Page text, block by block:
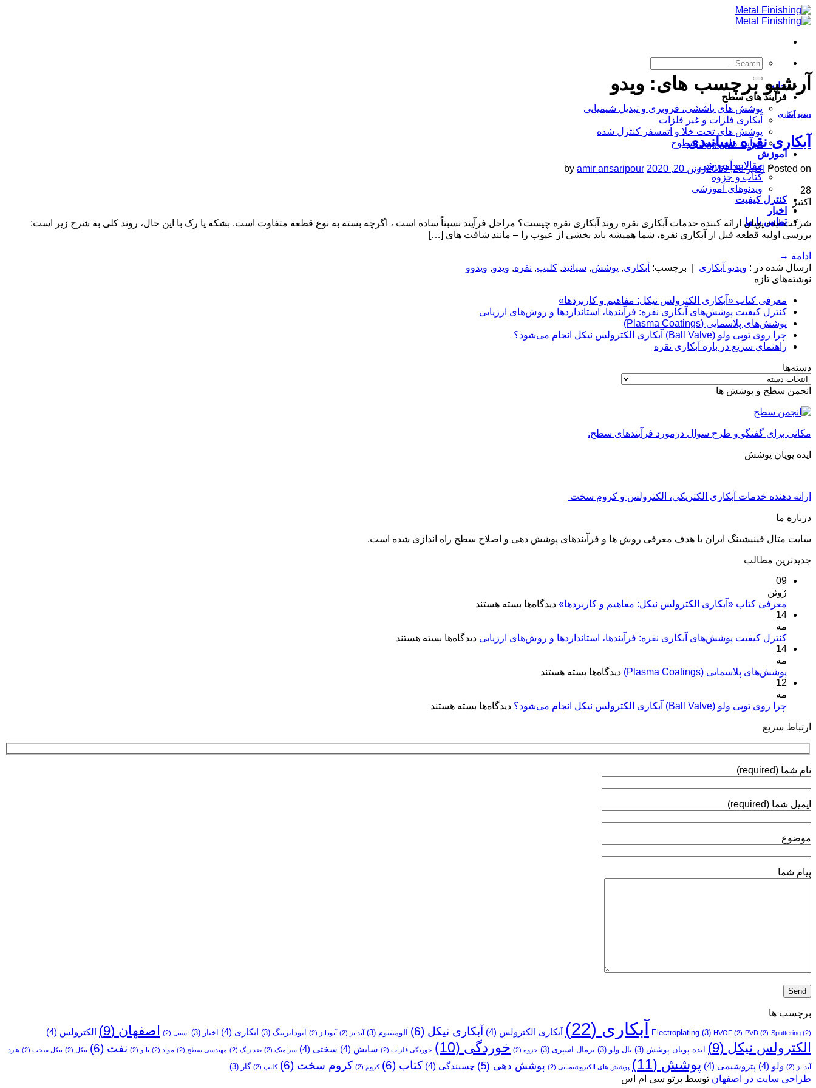
Skip
to
خانه
فرآیند های سطح
پوشش های پاششی، فروبری و تبدیل شیمیایی
آبکاری فلزات و غیر فلزات
پوشش های تحت خلا و اتمسفر کنترل شده
فرآیند های بهبود سطوح
آموزش
مقالات آموزشی
کتاب و جزوه
ویدئوهای آموزشی
کنترل کیفیت
اخبار
تماس با ما
آرشیو برچسب های: ویدو
ویدیو آبکاری
آبکاری نقره سیانیدی
Posted on اکتبر 28, 2019 ژوئن 20, 2020 by amir ansaripour
28
اکتبر
شرکت ایده پویان ارائه کننده خدمات آبکاری نقره روند آبکاری نقره چیست؟ مراحل فرآیند نسبتاً ساده است ، اگرچه بسته به نوع قطعه متفاوت است. بشکه یا رک با این حال، روند کلی به شرح زیر است:
بررسی اولیه قطعه قبل از آبکاری نقره، شما همیشه باید بخشی از عیوب را – مانند شافت های […]
ادامه →
ارسال شده در : ویدیو آبکاری برچسب: آبکاری, پوشش, سیانید, کلیپ, نقره, ویدو, ویدوو
نوشته‌های تازه
معرفی کتاب «آبکاری الکترولس نیکل: مفاهیم و کاربردها»
کنترل کیفیت پوشش‌های آبکاری نقره: فرآیندها، استانداردها و روش‌های ارزیابی
پوشش‌های پلاسمایی (Plasma Coatings)
چرا روی توپی‌ ولو (Ball Valve) آبکاری الکترولس نیکل انجام می‌شود؟
راهنمای سریع در باره آبکاری نقره
دسته‌ها
دسته‌ها
انجمن سطح و پوشش ها
مکانی برای گفتگو و طرح سوال درمورد فرآیندهای سطح.
ایده پویان پوشش
ارائه دهنده خدمات آبکاری الکتریکی، الکترولس و کروم سخت
درباره ما
سایت متال فینیشینگ ایران با هدف معرفی روش ها و فرآیندهای پوشش دهی و اصلاح سطح راه اندازی شده است.
جدیدترین مطالب
09
ژوئن
معرفی کتاب «آبکاری الکترولس نیکل: مفاهیم و کاربردها» دیدگاه‌ها برای
«آبکاری
بسته هستند
14
مه
کنترل کیفیت پوشش‌های آبکاری نقره: فرآیندها، استانداردها و روش‌های ارزیابی دیدگاه‌ها برای
فرآیندها،
روش‌های
ارزیابی
بسته هستند
14
مه
پوشش‌های پلاسمایی (Plasma Coatings)
دیدگاه‌ها برای
(Plasma
بسته هستند
12
مه
چرا روی توپی‌ ولو (Ball Valve) آبکاری الکترولس نیکل انجام می‌شود؟
دیدگاه‌ها برای
ولو
بسته هستند
ارتباط سریع
نام شما (required)
ایمیل شما (required)
موضوع
پیام شما
برچسب ها
Electroplating (3) HVOF (2) PVD (2) Sputtering (2) آبکاری (22) آبکاری الکترولس (4) آبکاری نیکل (6) آلومینیوم (3) آندایز (2) آنودایز (2) آنودایزینگ (3) ابکاری (4) اخبار (3) استیل (2) اصفهان (9) الکترولس (4)
الکترولس نیکل (9) ایده پویان پوشش (3) بال ولو (3) ترمال اسپری (3) جزوه (2) خوردگی (10) خوردگی فلزات (2) سایش (4) سختی (4) سرامیک (2) ضد زنگ (2) مهندسی سطح (2) مواد (2) نانو (2) نفت (6) نیکل (2) نیکل سخت (2) هارد
آندایز (2) ولو (4) پتروشیمی (4) پوشش (11) پوشش­ های الکتروشیمیایی (2) پوشش دهی (5) چسبندگی (4) کتاب (6) کروم (2) کروم سخت (6) کلیپ (2) گاز (3)
طراحی سایت در اصفهان توسط پرتو سی ام اس